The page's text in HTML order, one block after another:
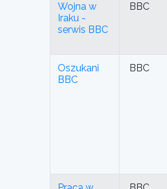
Wojna w
Iraku -
serwis BBC
BBC
Oszukani
BBC
BBC